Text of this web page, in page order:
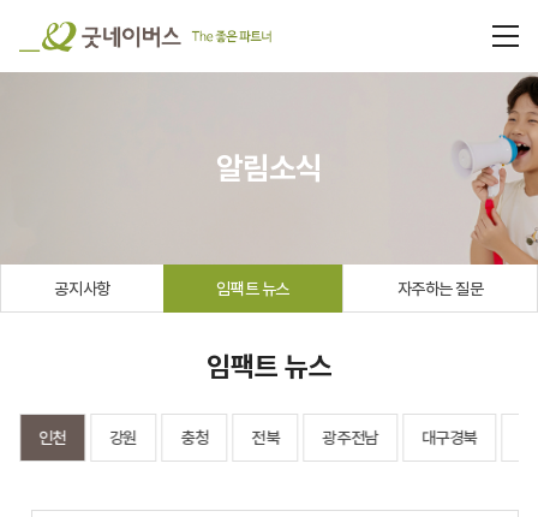
알림소식
공지사항 임팩트 뉴스 자주하는 질문
임팩트 뉴스
인천 강원 충청 전북 광주전남 대구경북